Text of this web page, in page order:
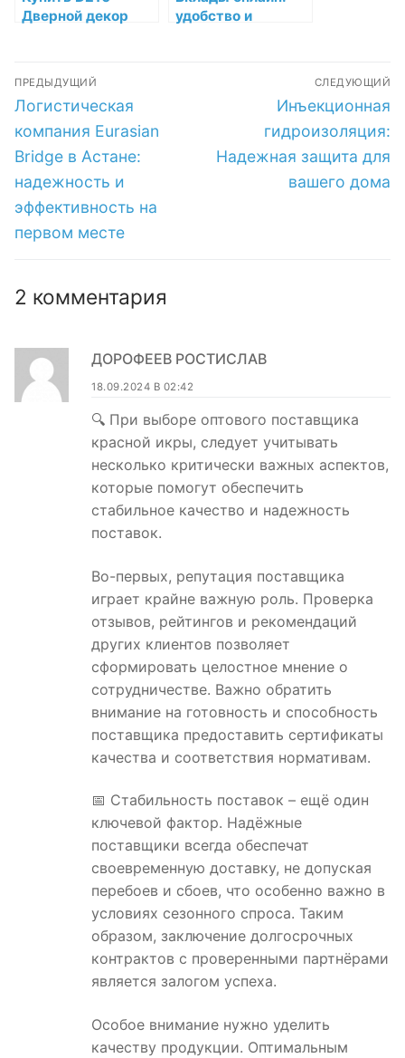
Дверной декор
Orac Decor по
низкой цене в
интернет-
магазине
удобство и
Навигация
по
записям
ПРЕДЫДУЩИЙ
Предыдущая
запись:
Логистическая
компания Eurasian
Bridge в Астане:
надежность и
эффективность на
первом месте
СЛЕДУЮЩИЙ
Следующая
запись:
Инъекционная
гидроизоляция:
Надежная защита для
вашего дома
2 комментария
ДОРОФЕЕВ РОСТИСЛАВ
18.09.2024 В 02:42
🔍 При выборе оптового поставщика
красной икры, следует учитывать
несколько критически важных аспектов,
которые помогут обеспечить
стабильное качество и надежность
поставок.
Во-первых, репутация поставщика
играет крайне важную роль. Проверка
отзывов, рейтингов и рекомендаций
других клиентов позволяет
сформировать целостное мнение о
сотрудничестве. Важно обратить
внимание на готовность и способность
поставщика предоставить сертификаты
качества и соответствия нормативам.
📅 Стабильность поставок – ещё один
ключевой фактор. Надёжные
поставщики всегда обеспечат
своевременную доставку, не допуская
перебоев и сбоев, что особенно важно в
условиях сезонного спроса. Таким
образом, заключение долгосрочных
контрактов с проверенными партнёрами
является залогом успеха.
Особое внимание нужно уделить
качеству продукции. Оптимальным